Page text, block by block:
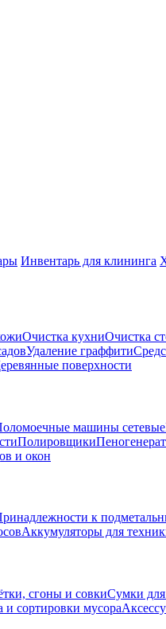
Инвентарь для клининга
Очистка кухниОчистка
Удаление граффити
поверхности
машины сетевые
Полировщики
и окон
к
Аккумуляторы для
сгоны и совкиСумки
и сортировки мусора